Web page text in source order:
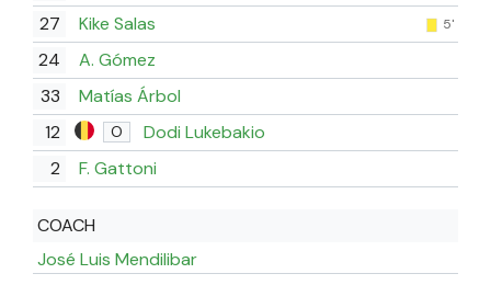
27
Kike Salas 5'
24
A. Gómez
33
Matías Árbol
12
O
Dodi Lukebakio
2
F. Gattoni
COACH
José Luis Mendilibar